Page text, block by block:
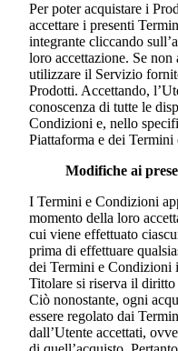
Per poter acquistare i
accettare i presenti
integrante cliccando
loro accettazione. Se
utilizzare il Servizio
Prodotti. Accettando,
conoscenza di tutte le
Condizioni e, nello
Piattaforma e dei
Modifiche ai
I Termini e Condizioni
momento della loro
cui viene effettuato
prima di effettuare
dei Termini e Condizioni
Titolare si riserva il
Ciò nonostante, ogni
essere regolato dai
dall’Utente accettati,